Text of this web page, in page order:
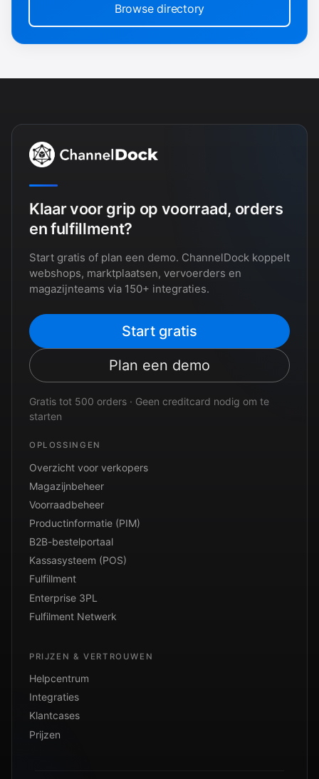
Browse directory
Klaar voor grip op voorraad, orders
en fulfillment?
Start gratis of plan een demo. ChannelDock koppelt
webshops, marktplaatsen, vervoerders en
magazijnteams via 150+ integraties.
Start gratis
Plan een demo
Gratis tot 500 orders · Geen creditcard nodig om te
starten
OPLOSSINGEN
Overzicht voor verkopers
Magazijnbeheer
Voorraadbeheer
Productinformatie (PIM)
B2B-bestelportaal
Kassasysteem (POS)
Fulfillment
Enterprise 3PL
Fulfilment Netwerk
PRIJZEN & VERTROUWEN
Helpcentrum
Integraties
Klantcases
Prijzen